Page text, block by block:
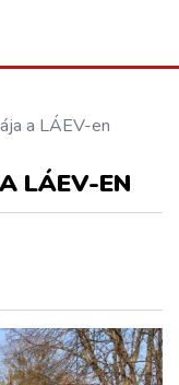
a LÁEV-en
LÁEV-EN